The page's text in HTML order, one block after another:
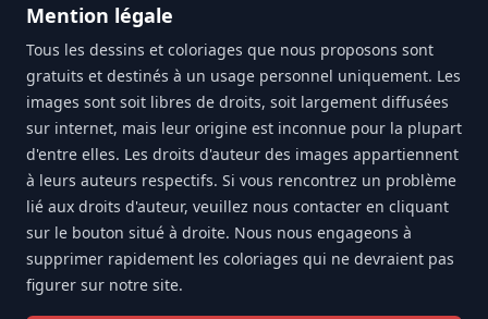
Mention légale
Tous les dessins et coloriages que nous proposons sont
gratuits et destinés à un usage personnel uniquement. Les
images sont soit libres de droits, soit largement diffusées
sur internet, mais leur origine est inconnue pour la plupart
d'entre elles. Les droits d'auteur des images appartiennent
à leurs auteurs respectifs. Si vous rencontrez un problème
lié aux droits d'auteur, veuillez nous contacter en cliquant
sur le bouton situé à droite. Nous nous engageons à
supprimer rapidement les coloriages qui ne devraient pas
figurer sur notre site.